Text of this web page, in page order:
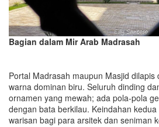
Bagian dalam Mir Arab Madrasah
Portal Madrasah maupun Masjid dilapis
warna dominan biru. Seluruh dinding
ornamen yang mewah; ada pola-pola
dengan bata berkilau. Keindahan
warisan bagi para arsitek dan seniman